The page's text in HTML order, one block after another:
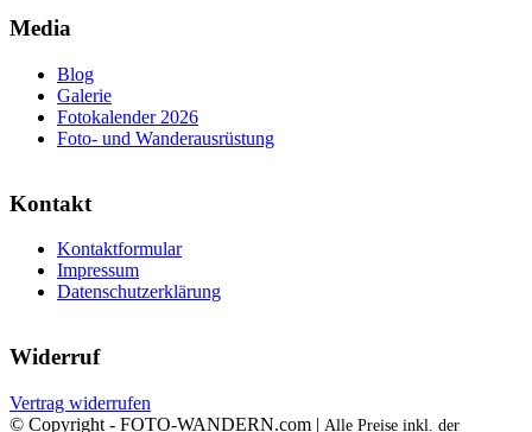
Media
Blog
Galerie
Fotokalender 2026
Foto- und Wanderausrüstung
Kontakt
Kontaktformular
Impressum
Datenschutzerklärung
Widerruf
Vertrag widerrufen
© Copyright - FOTO-WANDERN.com | Alle Preise inkl. der